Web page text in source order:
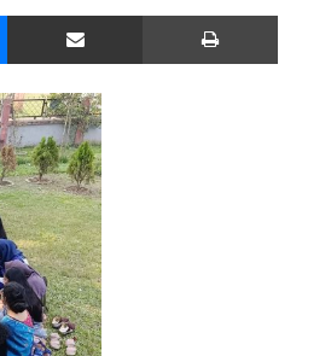
Messenger Share via Email Print